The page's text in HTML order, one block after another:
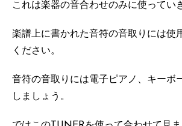
これは楽器の音合わせのみに使ってい
楽譜上に書かれた音符の音取りには使
ください。
音符の音取りには電子ピアノ、キーボ
しましょう。